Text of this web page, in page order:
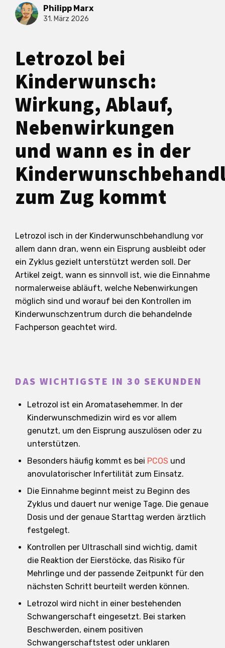
Philipp Marx
31. März 2026
Letrozol bei
Kinderwunsch:
Wirkung, Ablauf,
Nebenwirkungen
und wann es in der
zum Zug kommt
Letrozol isch in der Kinderwunschbehandlung vor
allem dann dran, wenn ein Eisprung ausbleibt oder
ein Zyklus gezielt unterstützt werden soll. Der
Artikel zeigt, wann es sinnvoll ist, wie die Einnahme
normalerweise abläuft, welche Nebenwirkungen
möglich sind und worauf bei den Kontrollen im
Kinderwunschzentrum durch die behandelnde
Fachperson geachtet wird.
DAS WICHTIGSTE IN 30 SEKUNDEN
Letrozol ist ein Aromatasehemmer. In der
Kinderwunschmedizin wird es vor allem
genutzt, um den Eisprung auszulösen oder zu
unterstützen.
Besonders häufig kommt es bei PCOS und
anovulatorischer Infertilität zum Einsatz.
Die Einnahme beginnt meist zu Beginn des
Zyklus und dauert nur wenige Tage. Die genaue
Dosis und der genaue Starttag werden ärztlich
festgelegt.
Kontrollen per Ultraschall sind wichtig, damit
die Reaktion der Eierstöcke, das Risiko für
Mehrlinge und der passende Zeitpunkt für den
nächsten Schritt beurteilt werden können.
Letrozol wird nicht in einer bestehenden
Schwangerschaft eingesetzt. Bei starken
Beschwerden, einem positiven
Schwangerschaftstest oder unklaren